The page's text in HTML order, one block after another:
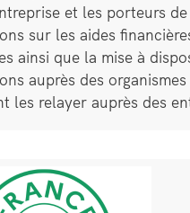
et les porteurs
sur les aides
ainsi que la mise à
auprès des
les relayer auprès des